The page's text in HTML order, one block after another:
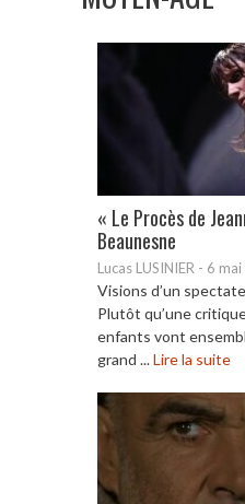
« Le Procès de
Beaunesne
Lucas LUSINIER - 6
Visions d’un
Plutôt qu’une
enfants vont
grand ...Lire la suite